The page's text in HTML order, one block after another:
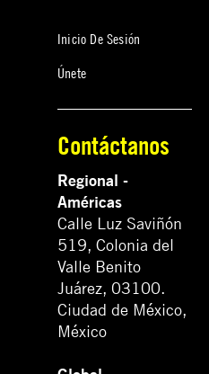
Inicio De Sesión
Únete
Contáctanos
Regional -
Américas
Calle Luz Saviñón
519, Colonia del
Valle Benito
Juárez, 03100.
Ciudad de México,
México